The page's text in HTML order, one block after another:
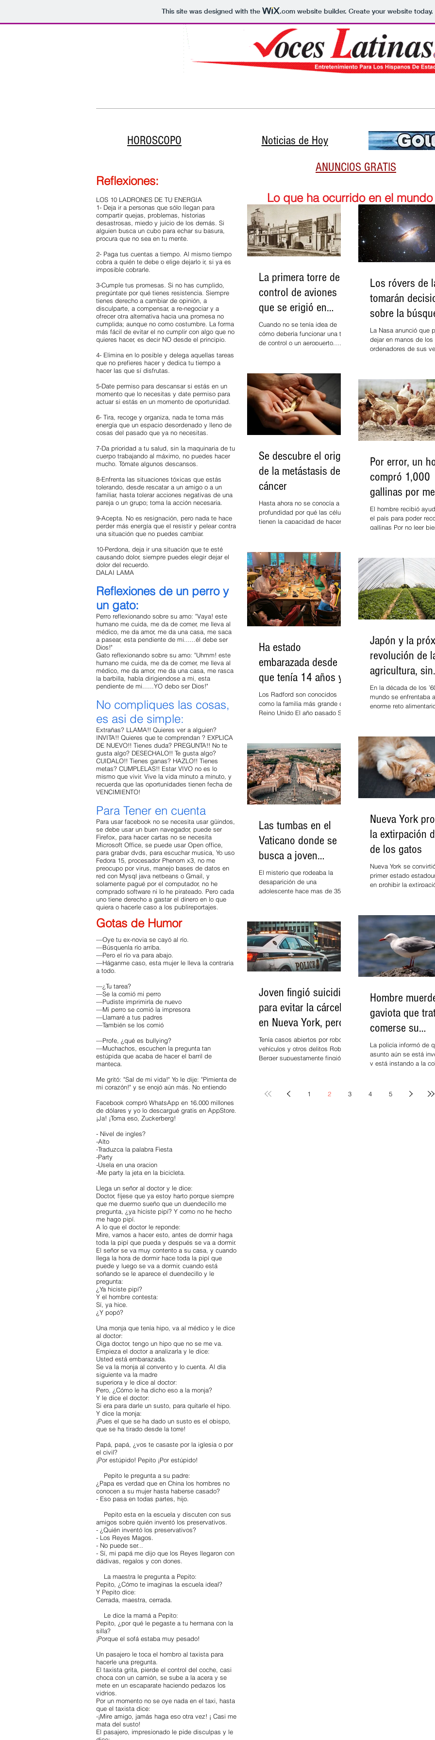
This site was designed with the .comwebsite builder. Create your website today.
HOROSCOPO Noticias de Hoy
Reflexiones:
LOS 10 LADRONES DE TU ENERGIA
1- Deja ir a personas que sólo llegan para
compartir quejas, problemas, historias
desastrosas, miedo y juicio de los demás. Si
alguien busca un cubo para echar su basura,
procura que no sea en tu mente.
2- Paga tus cuentas a tiempo. Al mismo tiempo
cobra a quién te debe o elige dejarlo ir, si ya es
imposible cobrarle.
3-Cumple tus promesas. Si no has cumplido,
pregúntate por qué tienes resistencia. Siempre
tienes derecho a cambiar de opinión, a
disculparte, a compensar, a re-negociar y a
ofrecer otra alternativa hacia una promesa no
cumplida; aunque no como costumbre. La forma
más fácil de evitar el no cumplir con algo que no
quieres hacer, es decir NO desde el principio.
4- Elimina en lo posible y delega aquellas tareas
que no prefieres hacer y dedica tu tiempo a
hacer las que sí disfrutas.
5-Date permiso para descansar si estás en un
momento que lo necesitas y date permiso para
actuar si estás en un momento de oportunidad.
6- Tira, recoge y organiza, nada te toma más
energía que un espacio desordenado y lleno de
cosas del pasado que ya no necesitas.
7-Da prioridad a tu salud, sin la maquinaria de tu
cuerpo trabajando al máximo, no puedes hacer
mucho. Tómate algunos descansos.
8-Enfrenta las situaciones tóxicas que estás
tolerando, desde rescatar a un amigo o a un
familiar, hasta tolerar acciones negativas de una
pareja o un grupo; toma la acción necesaria.
9-Acepta. No es resignación, pero nada te hace
perder más energía que el resistir y pelear contra
una situación que no puedes cambiar.
10-Perdona, deja ir una situación que te esté
causando dolor, siempre puedes elegir dejar el
dolor del recuerdo.
DALAI LAMA
Reflexiones de un perro y
un gato:
Perro reflexionando sobre su amo: "Vaya! este
humano me cuida, me da de comer, me lleva al
médico, me da amor, me da una casa, me saca
a pasear, esta pendiente de mi......él debe ser
Dios!"
Gato reflexionando sobre su amo: "Uhmm! este
humano me cuida, me da de comer, me lleva al
médico, me da amor, me da una casa, me rasca
la barbilla, habla dirigiendose a mi, esta
pendiente de mi......YO debo ser Dios!"
No compliques las cosas,
es asi de simple:
Extrañas? LLAMA!! Quieres ver a alguien?
INVITA!! Quieres que te comprendan ? EXPLICA
DE NUEVO!! Tienes duda? PREGUNTA!! No te
gusta algo? DESECHALO!! Te gusta algo?
CUIDALO!! Tienes ganas? HAZLO!! Tienes
metas? CUMPLELAS!! Estar VIVO no es lo
mismo que vivir. Vive la vida minuto a minuto, y
recuerda que las oportunidades tienen fecha de
VENCIMIENTO!
Para Tener en cuenta
Para usar facebook no se necesita usar güindos,
se debe usar un buen navegador, puede ser
Firefox, para hacer cartas no se necesita
Microsoft Office, se puede usar Open office,
para grabar dvds, para escuchar musica, Yo uso
Fedora 15, procesador Phenom x3, no me
preocupo por virus, manejo bases de datos en
red con Mysql java netbeans o Gmail, y
solamente pagué por el computador, no he
comprado software ni lo he pirateado. Pero cada
uno tiene derecho a gastar el dinero en lo que
quiera o hacerle caso a los publireportajes.
Gotas de Humor
—Oye tu ex-novia se cayó al río.
—Búsquenla río arriba.
—Pero el río va para abajo.
—Háganme caso, esta mujer le lleva la contraria
a todo.
—¿Tu tarea?
—Se la comió mi perro
—Pudiste imprimirla de nuevo
—Mi perro se comió la impresora
—Llamaré a tus padres
—También se los comió
—Profe, ¿qué es bullying?
—Muchachos, escuchen la pregunta tan
estúpida que acaba de hacer el barril de
manteca.
Me gritó: "Sal de mi vida!" Yo le dije: "Pimienta de
mi corazón!" y se enojó aún más. No entiendo
Facebook compró WhatsApp en 16.000 millones
de dólares y yo lo descargué gratis en AppStore.
¡Ja! ¡Toma eso, Zuckerberg!
- Nivel de ingles?
-Alto
-Traduzca la palabra Fiesta
-Party
-Usela en una oracion
-Me party la jeta en la bicicleta.
Llega un señor al doctor y le dice:
Doctor, fíjese que ya estoy harto porque siempre
que me duermo sueño que un duendecillo me
pregunta, ¿ya hiciste pipí? Y como no he hecho
me hago pipí.
A lo que el doctor le reponde:
Mire, vamos a hacer esto, antes de dormir haga
toda la pipí que pueda y después se va a dormir.
El señor se va muy contento a su casa, y cuando
llega la hora de dormir hace toda la pipí que
puede y luego se va a dormir, cuando está
soñando se le aparece el duendecillo y le
pregunta:
¿Ya hiciste pipí?
Y el hombre contesta:
Sí, ya hice.
¿Y popó?
Una monja que tenía hipo, va al médico y le dice
al doctor:
Oiga doctor, tengo un hipo que no se me va.
Empieza el doctor a analizarla y le dice:
Usted está embarazada.
Se va la monja al convento y lo cuenta. Al día
siguiente va la madre
superiora y le dice al doctor:
Pero, ¿Cómo le ha dicho eso a la monja?
Y le dice el doctor:
Si era para darle un susto, para quitarle el hipo.
Y dice la monja:
¡Pues el que se ha dado un susto es el obispo,
que se ha tirado desde la torre!
Papá, papá, ¿vos te casaste por la iglesia o por
el civil?
¡Por estúpido! Pepito ¡Por estúpido!
Pepito le pregunta a su padre:
¿Papa es verdad que en China los hombres no
conocen a su mujer hasta haberse casado?
- Eso pasa en todas partes, hijo.
Pepito esta en la escuela y discuten con sus
amigos sobre quién inventó los preservativos.
- ¿Quién inventó los preservativos?
- Los Reyes Magos.
- No puede ser...
- Sí, mi papá me dijo que los Reyes llegaron con
dádivas, regalos y con dones.
La maestra le pregunta a Pepito:
Pepito, ¿Cómo te imaginas la escuela ideal?
Y Pepito dice:
Cerrada, maestra, cerrada.
Le dice la mamá a Pepito:
Pepito, ¿por qué le pegaste a tu hermana con la
silla?
¡Porque el sofá estaba muy pesado!
Un pasajero le toca el hombro al taxista para
hacerle una pregunta.
El taxista grita, pierde el control del coche, casi
choca con un camión, se sube a la acera y se
mete en un escaparate haciendo pedazos los
vidrios.
Por un momento no se oye nada en el taxi, hasta
que el taxista dice:
-¡Mire amigo, jamás haga eso otra vez! ¡ Casi me
mata del susto!
El pasajero, impresionado le pide disculpas y le
ANUNCIOS GRATIS
La primera torre de
control de aviones
que se erigió en
Londres en 1920
Cuando no se tenía idea de
cómo debería funcionar una torre
de control o un aeropuerto,
Los róvers de
tomarán
sobre la
vida en otros
La Nasa anunció que
dejar en manos de los
ordenadores de sus
Se descubre el origen
de la metástasis del
cáncer
Hasta ahora no se conocía a
profundidad por qué las células
tienen la capacidad de hacer
Por error, un
compró 1,000
gallinas por
$1 dólar
El hombre recibió
el país para poder
gallinas Por no leer
Ha estado
embarazada desde
que tenía 14 años y
hoy espera a su hijo
número 22
Los Radford son conocidos
como la familia más grande de
Reino Unido El año pasado Sue
Japón y la
revolución de
agricultura, sin
terreno, sin
trabajadores
En la década de los
mundo se enfrentaba
enorme reto
Las tumbas en el
Vaticano donde se
busca a joven
desaparecida están
vacías
El misterio que rodeaba la
desaparición de una
adolescente hace mas de 35
Nueva York
la extirpación
de los gatos
Nueva York se
primer estado
en prohibir la
Joven fingió suicidio
para evitar la cárcel
en Nueva York, pero
un error ortográfico lo
delató
Tenía casos abiertos por robo de
vehículos y otros delitos Robert
Berger supuestamente fingió su
Hombre
gaviota que
comerse su
hamburguesa
McDonald’s
La policía informó de
asunto aún se está
y está instando a la
1
2 3 4 5
Lo que ha ocurrido en el mundo